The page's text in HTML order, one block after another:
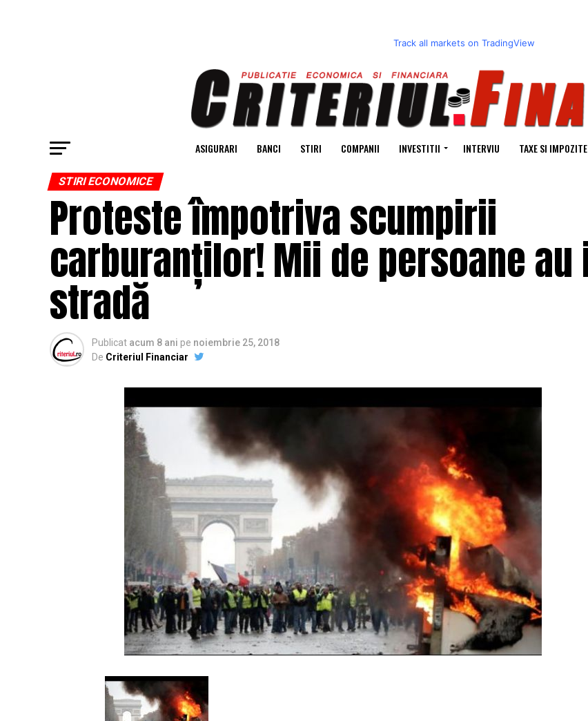
Track all markets on TradingView
ASIGURARI BANCI STIRI COMPANII INVESTITII INTERVIU TAXE SI IMPOZITE
STIRI ECONOMICE
Proteste împotriva scumpirii
carburanților! Mii de persoane
stradă
Publicat acum 8 ani pe noiembrie 25, 2018
De Criteriul Financiar